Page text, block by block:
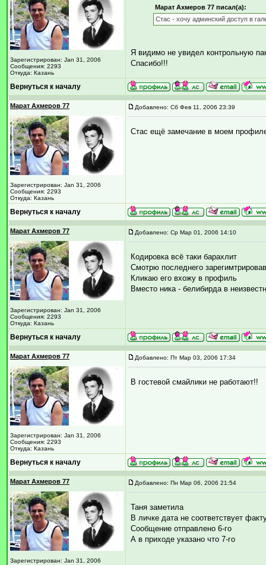
Зарегистрирован: Jan 31, 2006
Сообщения: 2293
Откуда: Казань
Марат Ахмеров 77 писал(а):
Стас - хочу админский доступ в
Я видимо не увидел контрольную
Спасибо!!!
Вернуться к началу
Марат Ахмеров 77
Зарегистрирован: Jan 31, 2006
Сообщения: 2293
Откуда: Казань
Добавлено: Сб Фев 11, 2006 23:39
Стас ещё замечание в моем
Вернуться к началу
Марат Ахмеров 77
Зарегистрирован: Jan 31, 2006
Сообщения: 2293
Откуда: Казань
Добавлено: Ср Мар 01, 2006 14:10
Кодировка всё таки барахлит
Смотрю последнего
Кликаю его вхожу в профиль
Вместо ника - белибирда в
Вернуться к началу
Марат Ахмеров 77
Зарегистрирован: Jan 31, 2006
Сообщения: 2293
Откуда: Казань
Добавлено: Пт Мар 03, 2006 17:34
В гостевой смайлики не работают!!
Вернуться к началу
Марат Ахмеров 77
Зарегистрирован: Jan 31, 2006
Добавлено: Пн Мар 06, 2006 21:54
Таня заметила
В личке дата не соответствует
Сообщение отправлено 6-го
А в приходе указано что 7-го